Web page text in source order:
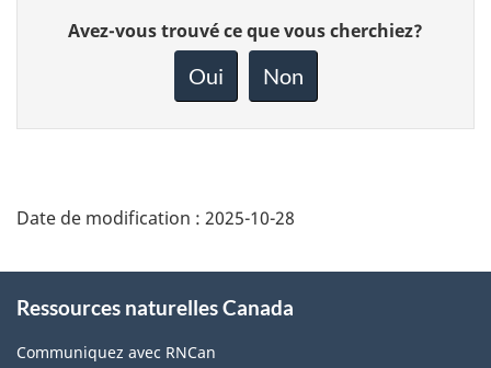
Donnez
votre
page
Avez-vous trouvé ce que vous cherchiez?
Oui Non
Date de modification : 2025-10-28
this
site
Ressources naturelles Canada
Communiquez avec RNCan